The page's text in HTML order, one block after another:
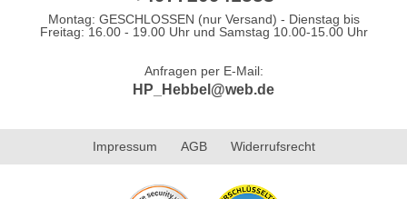
Montag: GESCHLOSSEN (nur Versand) - Dienstag bis
Freitag: 16.00 - 19.00 Uhr und Samstag 10.00-15.00 Uhr
Anfragen per E-Mail:
HP_Hebbel@web.de
Impressum AGB Widerrufsrecht